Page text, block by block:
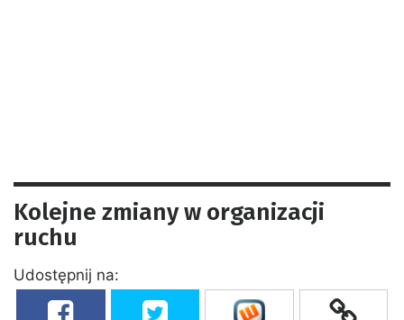
Kolejne zmiany w organizacji
ruchu
Udostępnij na: